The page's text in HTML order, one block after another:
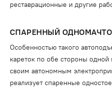
реставрационные и другие
СПАРЕННЫЙ
Особенностью такого
кареток по обе стороны
своим автономным
реализует спаренные